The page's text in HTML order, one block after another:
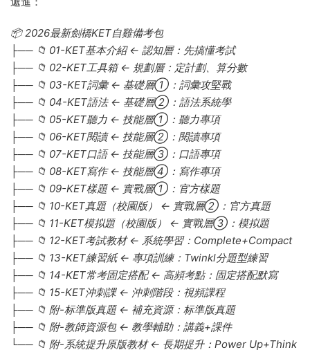
📦 2026最新劍橋KET自雞備考包
├── 📁 01-KET基本介紹 ← 認知層：先搞懂考試
├── 📁 02-KET工具箱 ← 規劃層：定計劃、算分數
├── 📁 03-KET詞彙 ← 基礎層①：詞彙攻堅戰
├── 📁 04-KET語法 ← 基礎層②：語法系統學
├── 📁 05-KET聽力 ← 技能層①：聽力專項
├── 📁 06-KET閱讀 ← 技能層②：閱讀專項
├── 📁 07-KET口語 ← 技能層③：口語專項
├── 📁 08-KET寫作 ← 技能層④：寫作專項
├── 📁 09-KET樣題 ← 實戰層①：官方樣題
├── 📁 10-KET真題（校園版） ← 實戰層②：官方真題
├── 📁 11-KET模拟題（校園版） ← 實戰層③：模拟題
├── 📁 12-KET考試教材 ← 系統學習：Complete+Compact
├── 📁 13-KET練習紙 ← 專項訓練：Twinkl分題型練習
├── 📁 14-KET常考固定搭配 ← 高頻考點：固定搭配默寫
├── 📁 15-KET沖刺課 ← 沖刺階段：視頻課程
├── 📁 附-标準版真題 ← 補充資源：标準版真題
├── 📁 附-教師資源包 ← 教學輔助：講義+課件
└── 📁 附-系統提升原版教材 ← 長期提升：Power Up+Think